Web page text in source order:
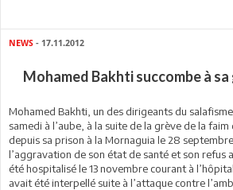
NEWS - 17.11.2012
Mohamed Bakhti succombe à
Mohamed Bakhti, un des dirigeants du
samedi à l’aube, à la suite de la grève de la
depuis sa prison à la Mornaguia le 28
l’aggravation de son état de santé et son refus
été hospitalisé le 13 novembre courant à
avait été interpellé suite à l’attaque contre